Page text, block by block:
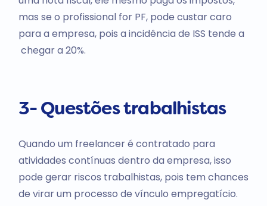
mas se o profissional for PF, pode custar caro
para a empresa, pois a incidência de ISS tende a
chegar a 20%.
3- Questões trabalhistas
Quando um freelancer é contratado para
atividades contínuas dentro da empresa, isso
pode gerar riscos trabalhistas, pois tem chances
de virar um processo de vínculo empregatício.